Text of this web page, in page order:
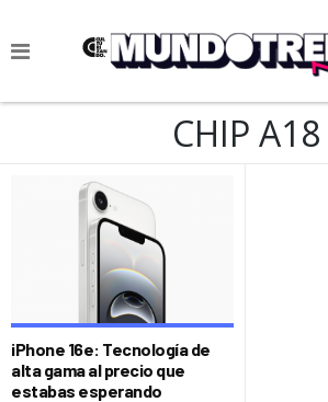
NOTICIAS
CIENCIA Y TECNOLOGÍA
SOCIEDAD
CULTURIZANDO.COM
CHIP A18
iPhone 16e: Tecnología de
alta gama al precio que
estabas esperando